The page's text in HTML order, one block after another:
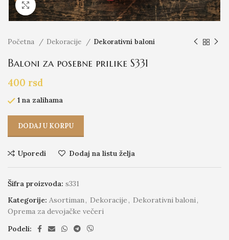
Click to enlarge
Početna Dekoracije Dekorativni baloni
Baloni za posebne prilike S331
400 rsd
1 na zalihama
DODAJ U KORPU
Uporedi Dodaj na listu želja
Šifra proizvoda: s331
Kategorije: Asortiman , Dekoracije , Dekorativni baloni ,
Oprema za devojačke večeri
Podeli: